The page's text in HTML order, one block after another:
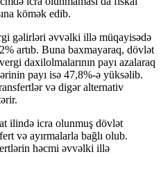
kömək edib.
gəlirləri əvvəlki illə müqayisədə
artıb. Buna baxmayaraq, dövlət
daxilolmalarının payı azalaraq
payı isə 47,8%-ə yüksəlib.
və digər alternativ
ilində icra olunmuş dövlət
və ayırmalarla bağlı olub.
həcmi əvvəlki illə